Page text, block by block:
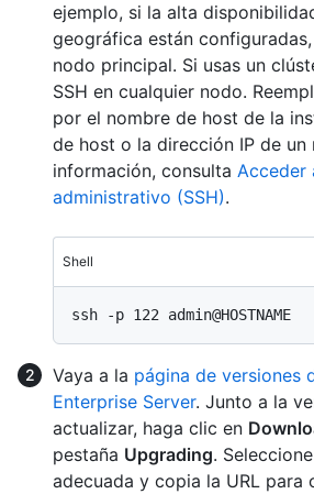
ejemplo, si la alta
geográfica están
nodo principal. Si usas un
SSH en cualquier nodo.
por el nombre de host de la
de host o la dirección IP de un
información, consulta Acceder
administrativo (SSH).
Shell
Vaya a la página de versiones
Enterprise Server. Junto a la
actualizar, haga clic en
pestaña Upgrading.
adecuada y copia la URL para